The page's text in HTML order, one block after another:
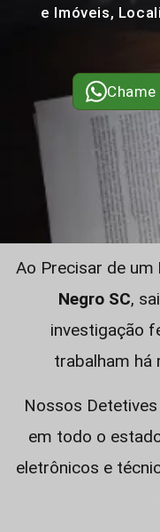
e Imóveis,
Ao Precisar de um
Negro SC,
investigação
trabalham há
Nossos
em todo o
eletrônicos e